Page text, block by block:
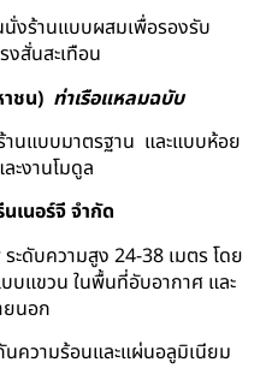
งร้านแบบผสมเพื่อรองรับ
งสั่นสะเทือน
ชน) ท่าเรือแหลมฉบับ
นแบบมาตรฐาน และแบบห้อย
ะงานโมดูล
เนอร์จี จำกัด
ดับความสูง 24-38 เมตร โดย
แขวน ในพื้นที่อับอากาศ และ
ยนอก
ความร้อนและแผ่นอลูมิเนียม